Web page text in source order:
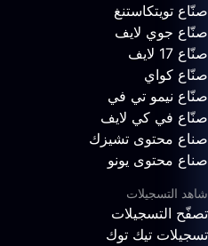
صنّاع تويتكاستنغ
صنّاع جوي لايف
صنّاع 17 لايف
صنّاع كواي
صنّاع نيمو تي في
صنّاع في كي لايف
صناع محتوى تشيزك
صناع محتوى يونو
شاهد التسجيلات
تصفّح التسجيلات
تسجيلات تيك توك